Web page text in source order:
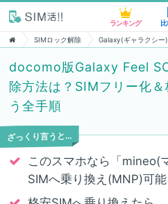
ランキング
SIMロック解除 Galaxy(ギャラクシー)
docomo版Galaxy Feel
除方法は？SIMフリー化
う全手順
ざっくり言うと…
このスマホなら「mineo(
SIMへ乗り換え(MNP)可能
ランキング